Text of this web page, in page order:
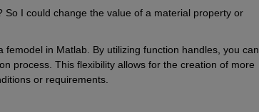
I could change the value of a material property or
in Matlab. By utilizing function handles, you can
process. This flexibility allows for the creation of more
or requirements.